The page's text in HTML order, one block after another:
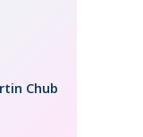
Chubut